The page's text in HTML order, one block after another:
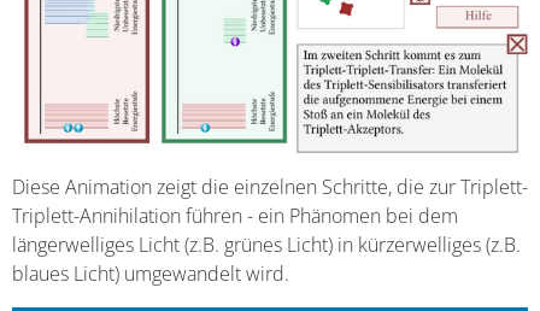
Diese Animation zeigt die einzelnen Schritte, die zur Triplett-
Triplett-Annihilation führen - ein Phänomen bei dem
längerwelliges Licht (z.B. grünes Licht) in kürzerwelliges (z.B.
blaues Licht) umgewandelt wird.